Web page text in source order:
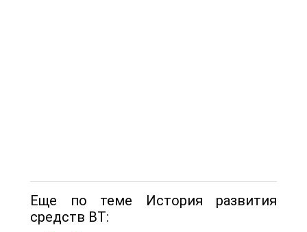
Еще по теме История развития
средств ВТ: